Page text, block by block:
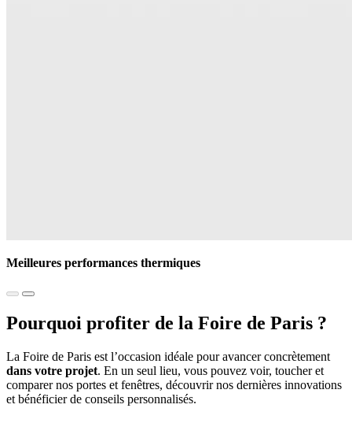
Meilleures performances thermiques
Pourquoi profiter de la Foire de Paris ?
La Foire de Paris est l’occasion idéale pour avancer concrètement
dans votre projet. En un seul lieu, vous pouvez voir, toucher et
comparer nos portes et fenêtres, découvrir nos dernières innovations
et bénéficier de conseils personnalisés.